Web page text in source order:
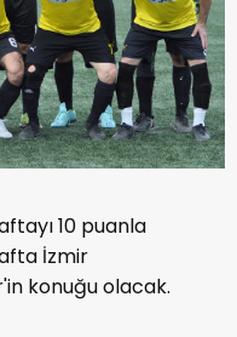
10 puanla
İzmir
konuğu olacak.